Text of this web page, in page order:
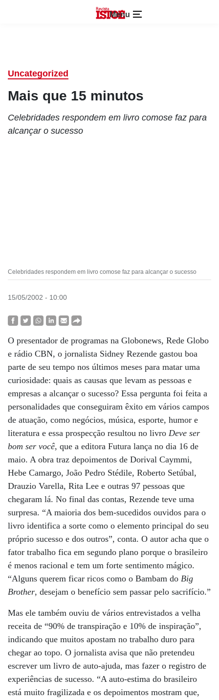
Menu
Uncategorized
Mais que 15 minutos
Celebridades respondem em livro comose faz para
alcançar o sucesso
Celebridades respondem em livro comose faz para alcançar o sucesso
15/05/2002 - 10:00
O presentador de programas na Globonews, Rede Globo
e rádio CBN, o jornalista Sidney Rezende gastou boa
parte de seu tempo nos últimos meses para matar uma
curiosidade: quais as causas que levam as pessoas e
empresas a alcançar o sucesso? Essa pergunta foi feita a
personalidades que conseguiram êxito em vários campos
de atuação, como negócios, música, esporte, humor e
literatura e essa prospecção resultou no livro Deve ser
bom ser você, que a editora Futura lança no dia 16 de
maio. A obra traz depoimentos de Dorival Caymmi,
Hebe Camargo, João Pedro Stédile, Roberto Setúbal,
Drauzio Varella, Rita Lee e outras 97 pessoas que
chegaram lá. No final das contas, Rezende teve uma
surpresa. “A maioria dos bem-sucedidos ouvidos para o
livro identifica a sorte como o elemento principal do seu
próprio sucesso e dos outros”, conta. O autor acha que o
fator trabalho fica em segundo plano porque o brasileiro
é menos racional e tem um forte sentimento mágico.
“Alguns querem ficar ricos como o Bambam do Big
Brother, desejam o benefício sem passar pelo sacrifício.”
Mas ele também ouviu de vários entrevistados a velha
receita de “90% de transpiração e 10% de inspiração”,
indicando que muitos apostam no trabalho duro para
chegar ao topo. O jornalista avisa que não pretendeu
escrever um livro de auto-ajuda, mas fazer o registro de
experiências de sucesso. “A auto-estima do brasileiro
está muito fragilizada e os depoimentos mostram que,